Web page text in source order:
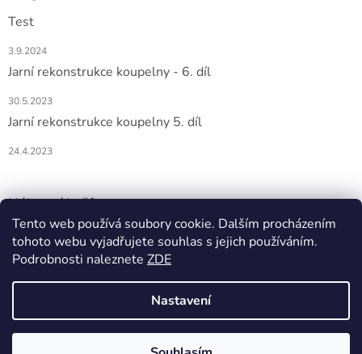
Tento web používá soubory cookie. Dalším procházením
tohoto webu vyjadřujete souhlas s jejich používáním.
Podrobnosti naleznete ZDE
Nastavení
Test
3.9.2024
Jarní rekonstrukce koupelny - 6. díl
30.5.2023
Jarní rekonstrukce koupelny 5. díl
24.4.2023
Nákupní košík
0KS /0 KČ
Vytvořil Shoptet